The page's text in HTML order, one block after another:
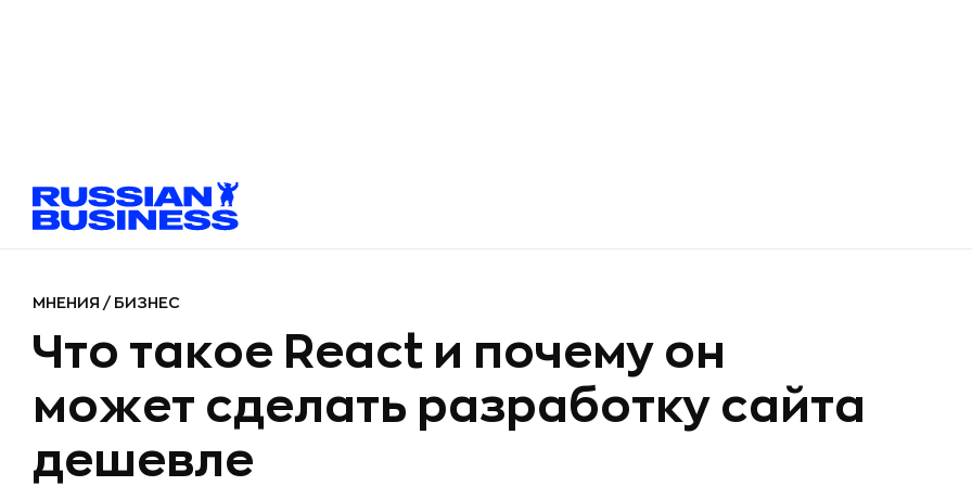
МНЕНИЯ / БИЗНЕС
Что такое React и почему он
может сделать разработку сайта
дешевле